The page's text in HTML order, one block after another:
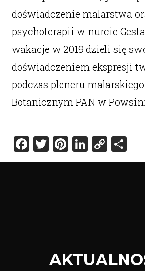
doświadczenie malarstwa
psychoterapii w nurcie
wakacje w 2019 dzieli się
doświadczeniem ekspresji
podczas pleneru
Botanicznym PAN w
Facebook
Twitter
Pinterest
LinkedIn
Copy
Link